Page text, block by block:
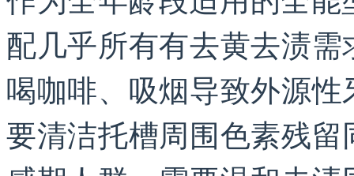
配几乎所有有去黄去渍
喝咖啡、吸烟导致外源
要清洁托槽周围色素残